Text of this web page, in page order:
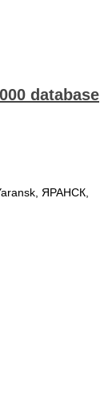
database
ЯРАНСК,